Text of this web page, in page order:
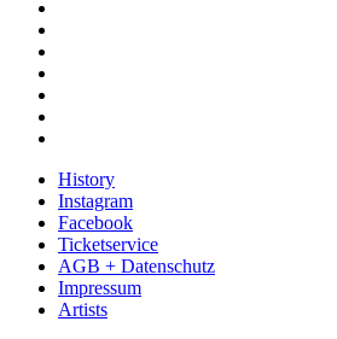
History
Instagram
Facebook
Ticketservice
AGB + Datenschutz
Impressum
Artists